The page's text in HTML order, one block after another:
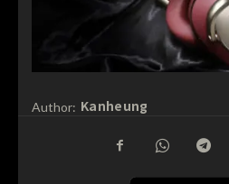
Author: Kanheung